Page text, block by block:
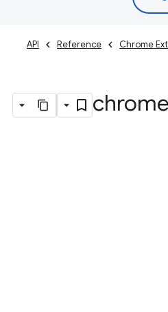
Chrome
Reference
API
chrome